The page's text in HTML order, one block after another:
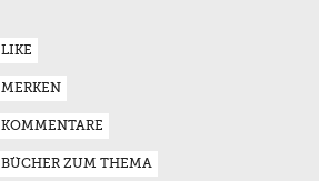
LIKE
MERKEN
KOMMENTARE
BÜCHER ZUM THEMA